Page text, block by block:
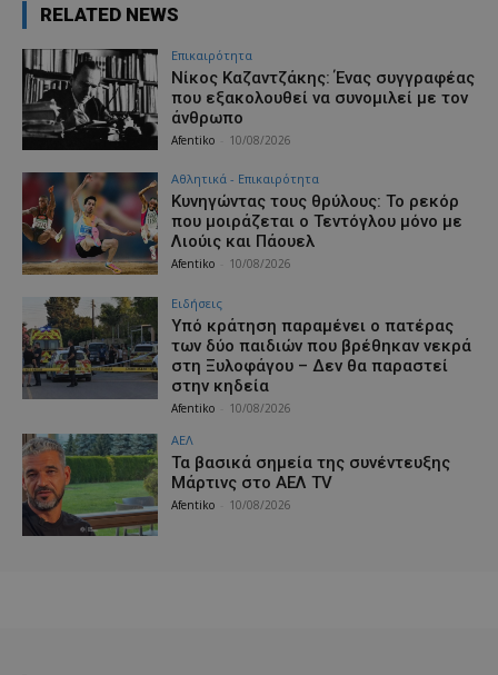
RELATED NEWS
Επικαιρότητα
Νίκος Καζαντζάκης: Ένας συγγραφέας
που εξακολουθεί να συνομιλεί με τον
άνθρωπο
Afentiko 10/08/2026
Αθλητικά - Επικαιρότητα
Κυνηγώντας τους θρύλους: Το ρεκόρ
που μοιράζεται ο Τεντόγλου μόνο με
Λιούις και Πάουελ
Afentiko 10/08/2026
Ειδήσεις
Υπό κράτηση παραμένει ο πατέρας
των δύο παιδιών που βρέθηκαν νεκρά
στη Ξυλοφάγου – Δεν θα παραστεί
στην κηδεία
Afentiko 10/08/2026
ΑΕΛ
Τα βασικά σημεία της συνέντευξης
Μάρτινς στο AEΛ TV
Afentiko 10/08/2026